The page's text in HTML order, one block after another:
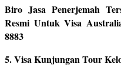
Biro Jasa Penerjemah
Resmi Untuk Visa
8883
5. Visa Kunjungan Tour